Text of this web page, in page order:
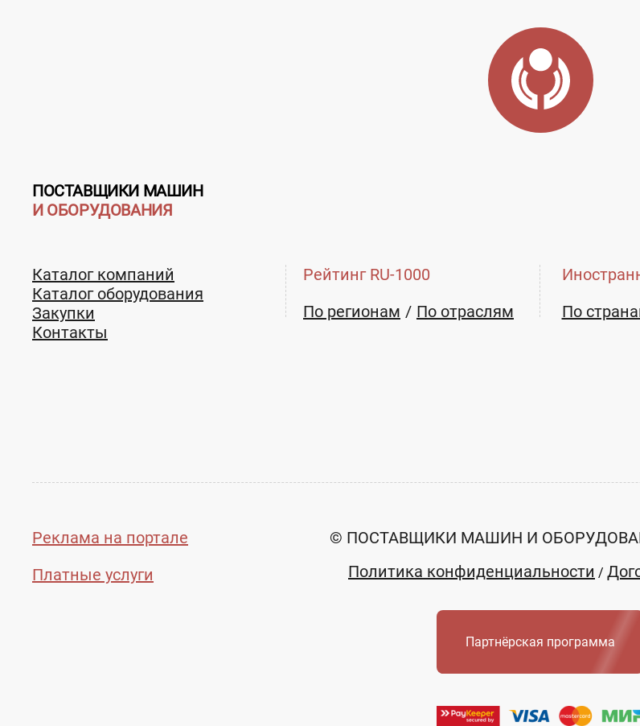
ПОСТАВЩИКИ МАШИН
И ОБОРУДОВАНИЯ
Каталог компаний
Каталог оборудования
Закупки
Контакты
Рейтинг RU-1000
По регионам
По отраслям
По
Реклама на портале
Платные услуги
© ПОСТАВЩИКИ МАШИН И
Политика конфиденциальности /
Партнёрская программа